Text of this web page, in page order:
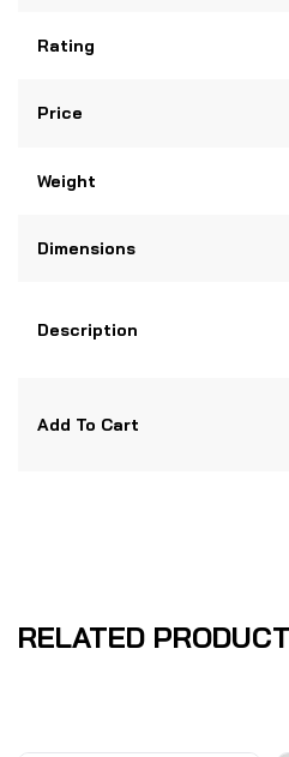
Rating
Price
Weight
Dimensions
Description
Add To Cart
RELATED